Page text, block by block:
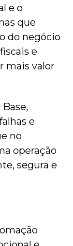
e o
que
do negócio
e
mais valor
e
no
operação
segura e